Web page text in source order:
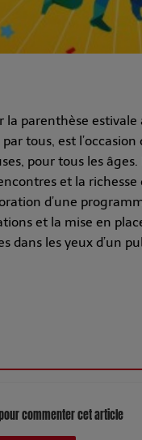
parenthèse
tous, est l’occasion
pour tous les
et la
d’une
et la mise en
dans les yeux d’un
commenter cet article